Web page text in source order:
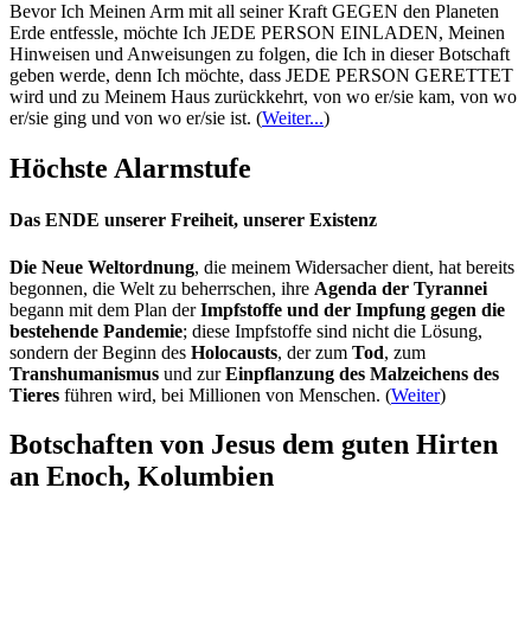
Bevor Ich Meinen Arm mit all seiner Kraft GEGEN den Planeten
Erde entfessle, möchte Ich JEDE PERSON EINLADEN, Meinen
Hinweisen und Anweisungen zu folgen, die Ich in dieser Botschaft
geben werde, denn Ich möchte, dass JEDE PERSON GERETTET
wird und zu Meinem Haus zurückkehrt, von wo er/sie kam, von wo
er/sie ging und von wo er/sie ist. (Weiter...)
Höchste Alarmstufe
Das ENDE unserer Freiheit, unserer Existenz
Die Neue Weltordnung, die meinem Widersacher dient, hat bereits
begonnen, die Welt zu beherrschen, ihre Agenda der Tyrannei
begann mit dem Plan derImpfstoffe und der Impfung gegen die
bestehende Pandemie; diese Impfstoffe sind nicht die Lösung,
sondern der Beginn des Holocausts, der zum Tod, zum
Transhumanismus und zurEinpflanzung des Malzeichens des
Tieres führen wird, bei Millionen von Menschen. (Weiter)
Botschaften von Jesus dem guten Hirten
an Enoch, Kolumbien